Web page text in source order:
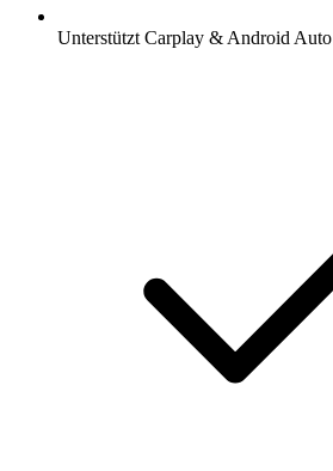
Unterstützt Carplay & Android Auto